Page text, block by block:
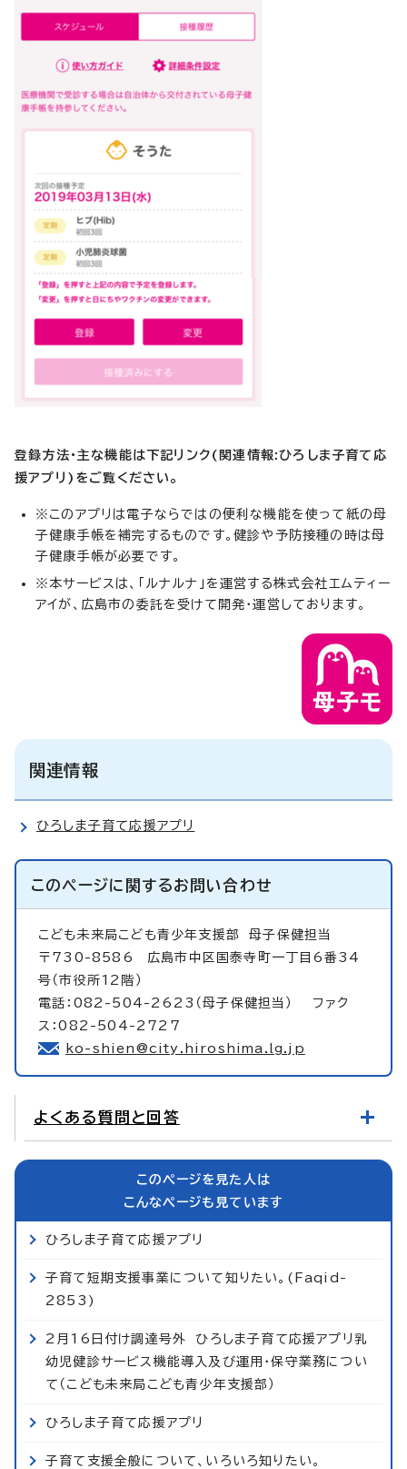
登録方法・主な機能は下記リンク(関連情報:ひろしま子育て応
援アプリ)をご覧ください。
※このアプリは電子ならではの便利な機能を使って紙の母
子健康手帳を補完するものです。健診や予防接種の時は母
子健康手帳が必要です。
※本サービスは、「ルナルナ」を運営する株式会社エムティー
アイが、広島市の委託を受けて開発・運営しております。
関連情報
ひろしま子育て応援アプリ
このページに関するお問い合わせ
こども未来局こども青少年支援部母子保健担当
〒730-8586 広島市中区国泰寺町一丁目6番34
号（市役所12階）
電話：082-504-2623（母子保健担当） ファク
ス：082-504-2727
ko-shien@city.hiroshima.lg.jp
よくある質問と回答
このページを見た人は
こんなページも見ています
ひろしま子育て応援アプリ
子育て短期支援事業について知りたい。(Faqid-
2853)
2月16日付け調達号外 ひろしま子育て応援アプリ乳
幼児健診サービス機能導入及び運用・保守業務につい
て（こども未来局こども青少年支援部）
ひろしま子育て応援アプリ
子育て支援全般について、いろいろ知りたい。